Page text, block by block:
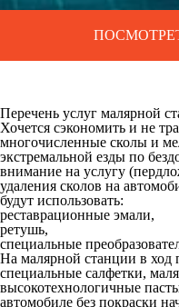
Перечень услуг малярной
Хочется сэкономить и не
многочисленные сколы и
экстремальной езды по
внимание на услугу
удаления сколов на
будут использовать:
реставрационные эмали,
ретушь,
специальные
На малярной станции в ход
специальные салфетки,
высокотехнологичные
автомобиле без покраски